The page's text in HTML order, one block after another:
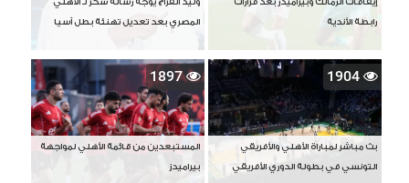
إيقافات الزمالك وبيراميدز بعد قرارات
رابطة الأندية
وليد الفراج يوجه رسالة شكر لـ الأهلي
المصري بعد تعديل تهنئة بطل آسيا
1904
بث مباشر لمباراة الأهلي والأفريقي
التونسي في بطولة الدوري الأفريقي
1897
المستبعدين من قائمة الأهلي لمواجهة
بيراميدز